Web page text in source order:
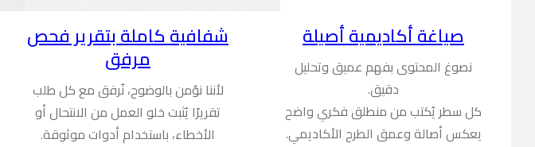
صياغة أكاديمية أصيلة
نصوغ المحتوى بفهم عميق وتحليل
دقيق.
كل سطر يُكتب من منطلق فكري واضح
يعكس أصالة وعمق الطرح الأكاديمي.
شفافية كاملة بتقرير فحص
مرفق
لأننا نؤمن بالوضوح، نُرفق مع كل طلب
تقريرًا يُثبت خلو العمل من الانتحال أو
الأخطاء، باستخدام أدوات موثوقة.